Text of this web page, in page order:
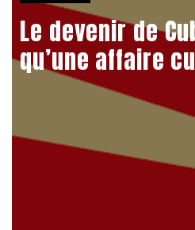
Le devenir de
qu’une affaire